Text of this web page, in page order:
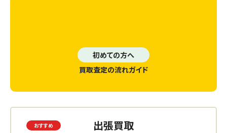
初めての方へ
買取査定の流れガイド
出張買取